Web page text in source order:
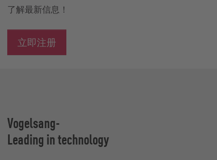
了解最新信息！
立即注册
Vogelsang-
Leading in technology